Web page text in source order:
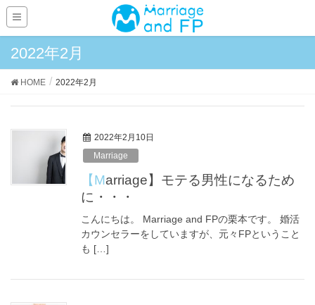
2022年2月
HOME 2022年2月
2022年2月10日
Marriage
【Marriage】モテる男性になるため
に・・・
こんにちは。 Marriage and FPの栗本です。 婚活
カウンセラーをしていますが、元々FPということ
も […]